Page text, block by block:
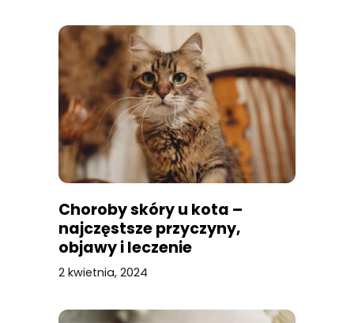
Choroby skóry u kota –
najczęstsze przyczyny,
objawy i leczenie
2 kwietnia, 2024